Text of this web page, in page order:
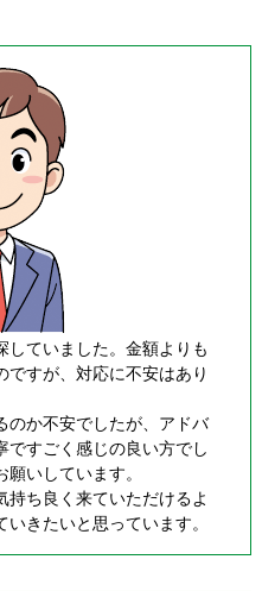
していました。金額よりも
ですが、対応に不安はあり
のか不安でしたが、アドバ
ですごく感じの良い方でし
いしています。
持ち良く来ていただけるよ
きたいと思っています。